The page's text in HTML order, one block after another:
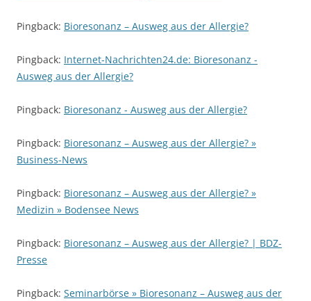
Pingback: Bioresonanz – Ausweg aus der Allergie?
Pingback: Internet-Nachrichten24.de: Bioresonanz -
Ausweg aus der Allergie?
Pingback: Bioresonanz - Ausweg aus der Allergie?
Pingback: Bioresonanz – Ausweg aus der Allergie? »
Business-News
Pingback: Bioresonanz – Ausweg aus der Allergie? »
Medizin » Bodensee News
Pingback: Bioresonanz – Ausweg aus der Allergie? | BDZ-
Presse
Pingback: Seminarbörse » Bioresonanz – Ausweg aus der